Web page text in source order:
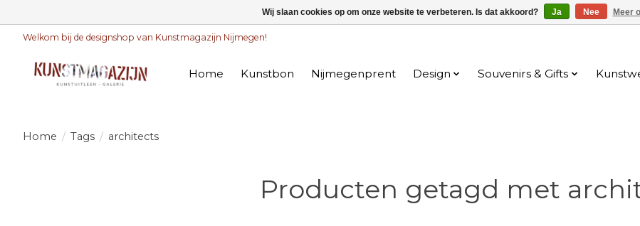
Welkom bij de designshop van Kunstmagazijn Nijmegen!
Home Kunstbon Nijmegenprent Design Souvenirs & Gifts
Home / Tags / architects
Producten getagd met
Wij slaan cookies op om onze website te verbeteren. Is dat akkoord? Ja Nee Meer